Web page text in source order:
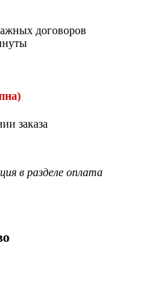
договоров
заказа
в разделе оплата